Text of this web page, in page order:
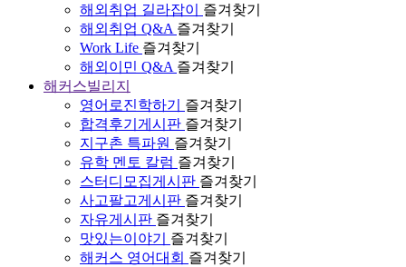
해외취업 길라잡이
즐겨찾기
해외취업 Q&A 즐겨찾기
Work Life 즐겨찾기
해외이민 Q&A 즐겨찾기
해커스빌리지
영어로진학하기
즐겨찾기
합격후기게시판 즐겨찾기
지구촌 특파원 즐겨찾기
유학 멘토 칼럼 즐겨찾기
스터디모집게시판 즐겨찾기
사고팔고게시판 즐겨찾기
자유게시판 즐겨찾기
맛있는이야기
즐겨찾기
해커스 영어대회 즐겨찾기